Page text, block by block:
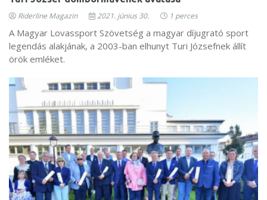
Riderline Magazin 2021. június 30. 1 perces
A Magyar Lovassport Szövetség a magyar díjugrató sport
legendás alakjának, a 2003-ban elhunyt Turi Józsefnek állít
örök emléket.